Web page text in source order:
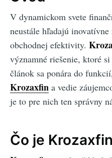
V dynamickom svete
neustále hľadajú
obchodnej efektivity.
významné riešenie, ktoré
článok sa ponára do
Krozaxfin a vedie
je to pre nich ten správny
Čo je